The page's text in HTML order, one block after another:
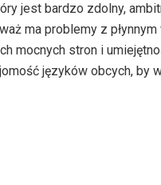
jest bardzo zdolny,
ma problemy z
mocnych stron i
języków obcych, by